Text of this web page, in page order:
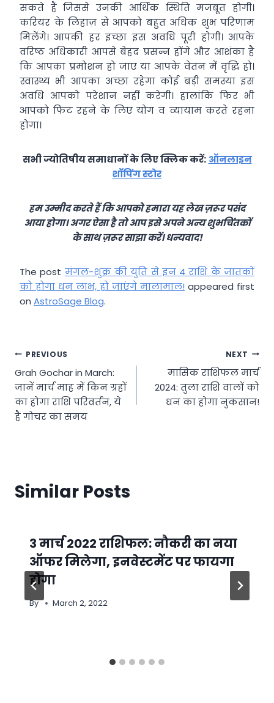
सकते हैं जिससे उनकी आर्थिक स्थिति मजबूत होगी।
करियर के लिहाज़ से आपको बहुत अधिक शुभ परिणाम
मिलेंगे। आपकी हर इच्छा इस अवधि पूरी होगी। आपके
वरिष्ठ अधिकारी आपसे बेहद प्रसन्न होंगे और आशंका है
कि आपका प्रमोशन हो जाए या आपके वेतन में वृद्धि हो।
स्वास्थ्य भी आपका अच्छा रहेगा कोई बड़ी समस्या इस
अवधि आपको परेशान नहीं करेगी। हालांकि फिर भी
आपको फिट रहने के लिए योग व व्यायाम करते रहना
होगा।
सभी ज्योतिषीय समाधानों के लिए क्लिक करें: ऑनलाइन
शॉपिंग स्टोर
हम उम्मीद करते हैं कि आपको हमारा यह लेख ज़रूर पसंद
आया होगा। अगर ऐसा है तो आप इसे अपने अन्य शुभचिंतकों
के साथ ज़रूर साझा करें। धन्यवाद!
The post मंगल-शुक्र की युति से इन 4 राशि के जातकों
को होगा धन लाभ, हो जाएंगे मालामाल! appeared first
on AstroSage Blog.
Post
navigation
PREVIOUS
Grah Gochar in March:
जानें मार्च माह में किन ग्रहों
का होगा राशि परिवर्तन, ये
है गोचर का समय
NEXT
मासिक राशिफल मार्च
2024: तुला राशि वालों को
धन का होगा नुकसान!
Similar Posts
3 मार्च 2022 राशिफल: नौकरी का नया
ऑफर मिलेगा, इनवेस्टमेंट पर फायगा
होगा
By March 2, 2022